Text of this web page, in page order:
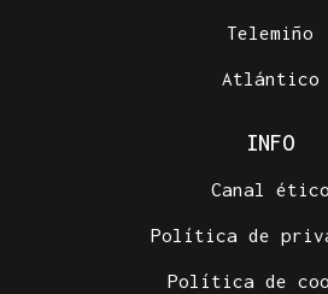
Telemiño
Atlántico
INFO
Canal ético
Política de
Política de